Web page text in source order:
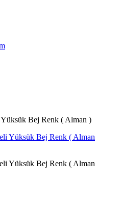
Bej Renk ( Alman )